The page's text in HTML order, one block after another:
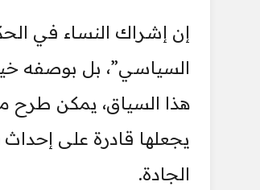
إن إشراك النساء في
السياسي”، بل بوصفه
هذا السياق، يمكن طرح
يجعلها قادرة على
الجادة.